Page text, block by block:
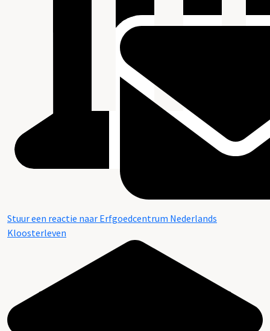
Stuur een reactie naar Erfgoedcentrum Nederlands
Kloosterleven